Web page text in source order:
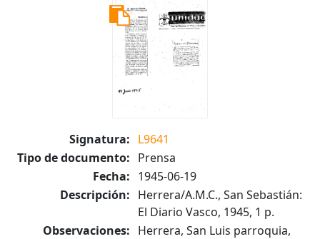
Signatura: L9641
Tipo de documento: Prensa
Fecha: 1945-06-19
Descripción: Herrera/A.M.C., San Sebastián:
El Diario Vasco, 1945, 1 p.
Observaciones: Herrera, San Luis parroquia,